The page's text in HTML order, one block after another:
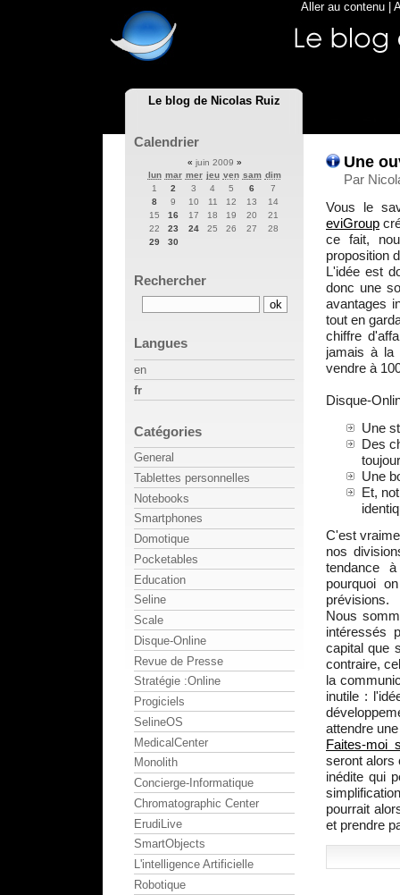
Le blog de Nicolas Ruiz
Aller au contenu
Une
Par
Vous le
eviGroup
ce fait,
proposition
L'idée est
donc une
avantages
tout en
chiffre
jamais à la
vendre à
Disque-
Une
Des
Une
Et,
C'est
nos
tendance
pourquoi
prévisions.
Nous
intéressés
capital que
contraire,
la
inutile :
attendre
Faites-moi
seront alors
inédite qui
pourrait
et prendre
Calendrier
« juin 2009 »
lun mar mer jeu ven sam dim
1
2 3 4 5 6
7
8
9 10 11 12 13
14
15
16 17 18 19 20
21
22
23 24 25 26 27
28
29
30
Rechercher
Langues
en
fr
Catégories
General
Tablettes personnelles
Notebooks
Smartphones
Domotique
Pocketables
Education
Seline
Scale
Disque-Online
Revue de Presse
Stratégie :Online
Progiciels
SelineOS
MedicalCenter
Monolith
Concierge-Informatique
Chromatographic Center
ErudiLive
SmartObjects
L'intelligence Artificielle
Robotique